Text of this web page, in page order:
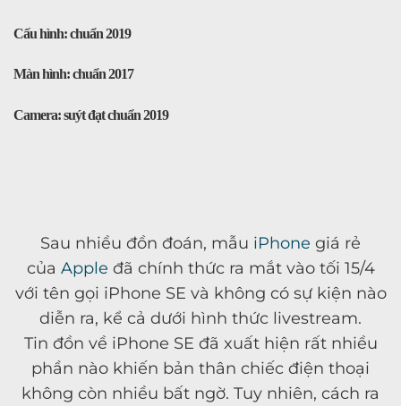
Cấu hình: chuẩn 2019
Màn hình: chuẩn 2017
Camera: suýt đạt chuẩn 2019
Sau nhiều đồn đoán, mẫu iPhone giá rẻ
của Apple đã chính thức ra mắt vào tối 15/4
với tên gọi iPhone SE và không có sự kiện nào
diễn ra, kể cả dưới hình thức livestream.
Tin đồn về iPhone SE đã xuất hiện rất nhiều
phần nào khiến bản thân chiếc điện thoại
không còn nhiều bất ngờ. Tuy nhiên, cách ra